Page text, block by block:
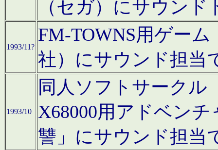
（セガ）にサウン
1993/11?
FM-TOWNS用ゲー
社）にサウンド担当
1993/10
同人ソフトサークル
X68000用アドベン
讐」にサウンド担当